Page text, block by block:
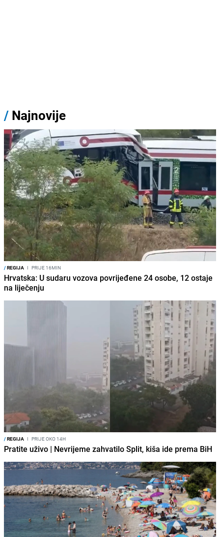
/ Najnovije
/REGIJA I PRIJE 16MIN
Hrvatska: U sudaru vozova povrijeđene 24 osobe, 12 ostaje
na liječenju
/REGIJA I PRIJE OKO 14H
Pratite uživo | Nevrijeme zahvatilo Split, kiša ide prema BiH